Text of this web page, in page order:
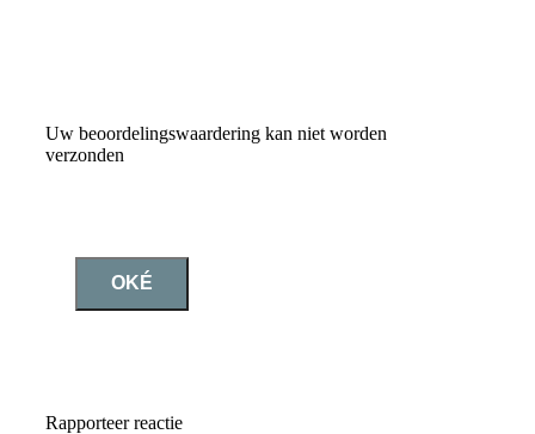
Uw beoordelingswaardering kan niet worden
verzonden
OKÉ
Rapporteer reactie